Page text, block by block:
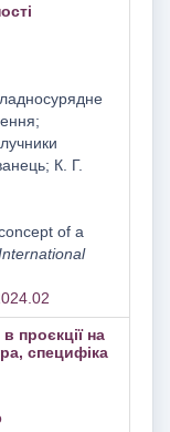
К. Г.
of a
проєкції на
специфіка